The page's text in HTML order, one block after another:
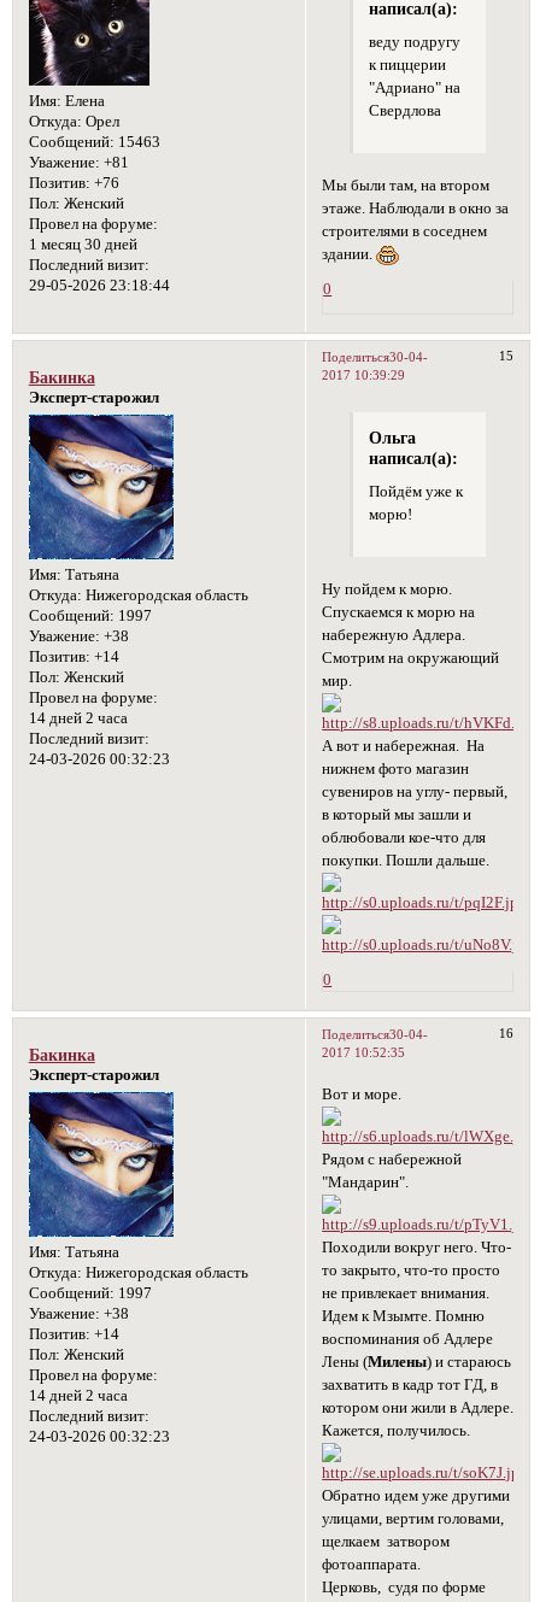
Имя: Елена
Откуда: Орел
Сообщений: 15463
Уважение: +81
Позитив: +76
Пол: Женский
Провел на форуме:
1 месяц 30 дней
Последний визит:
29-05-2026 23:18:44
написал(а):
веду подругу
к пиццерии
"Адриано" на
Свердлова
Мы были там, на втором
этаже. Наблюдали в окно за
строителями в соседнем
здании.
0
Поделиться 15
30-04-
2017 10:39:29
Бакинка
Эксперт-старожил
Имя: Татьяна
Откуда: Нижегородская область
Сообщений: 1997
Уважение: +38
Позитив: +14
Пол: Женский
Провел на форуме:
14 дней 2 часа
Последний визит:
24-03-2026 00:32:23
Ольга
написал(а):
Пойдём уже к
морю!
Ну пойдем к морю.
Спускаемся к морю на
набережную Адлера.
Смотрим на окружающий
мир.
А вот и набережная. На
нижнем фото магазин
сувениров на углу- первый,
в который мы зашли и
облюбовали кое-что для
покупки. Пошли дальше.
0
Поделиться 16
30-04-
2017 10:52:35
Бакинка
Эксперт-старожил
Имя: Татьяна
Откуда: Нижегородская область
Сообщений: 1997
Уважение: +38
Позитив: +14
Пол: Женский
Провел на форуме:
14 дней 2 часа
Последний визит:
24-03-2026 00:32:23
Вот и море.
Рядом с набережной
"Мандарин".
Походили вокруг него. Что-
то закрыто, что-то просто
не привлекает внимания.
Идем к Мзымте. Помню
воспоминания об Адлере
Лены (Милены) и стараюсь
захватить в кадр тот ГД, в
котором они жили в Адлере.
Кажется, получилось.
Обратно идем уже другими
улицами, вертим головами,
щелкаем затвором
фотоаппарата.
Церковь, судя по форме